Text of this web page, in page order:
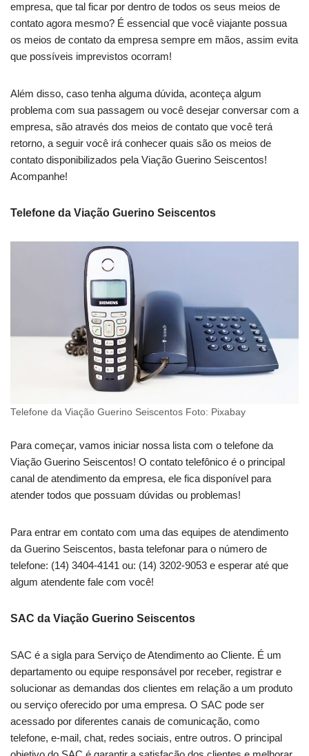
empresa, que tal ficar por dentro de todos os seus meios de
contato agora mesmo? É essencial que você viajante possua
os meios de contato da empresa sempre em mãos, assim evita
que possíveis imprevistos ocorram!
Além disso, caso tenha alguma dúvida, aconteça algum
problema com sua passagem ou você desejar conversar com a
empresa, são através dos meios de contato que você terá
retorno, a seguir você irá conhecer quais são os meios de
contato disponibilizados pela Viação Guerino Seiscentos!
Acompanhe!
Telefone da Viação Guerino Seiscentos
Telefone da Viação Guerino Seiscentos Foto: Pixabay
Para começar, vamos iniciar nossa lista com o telefone da
Viação Guerino Seiscentos! O contato telefônico é o principal
canal de atendimento da empresa, ele fica disponível para
atender todos que possuam dúvidas ou problemas!
Para entrar em contato com uma das equipes de atendimento
da Guerino Seiscentos, basta telefonar para o número de
telefone: (14) 3404-4141 ou: (14) 3202-9053 e esperar até que
algum atendente fale com você!
SAC da Viação Guerino Seiscentos
SAC é a sigla para Serviço de Atendimento ao Cliente. É um
departamento ou equipe responsável por receber, registrar e
solucionar as demandas dos clientes em relação a um produto
ou serviço oferecido por uma empresa. O SAC pode ser
acessado por diferentes canais de comunicação, como
telefone, e-mail, chat, redes sociais, entre outros. O principal